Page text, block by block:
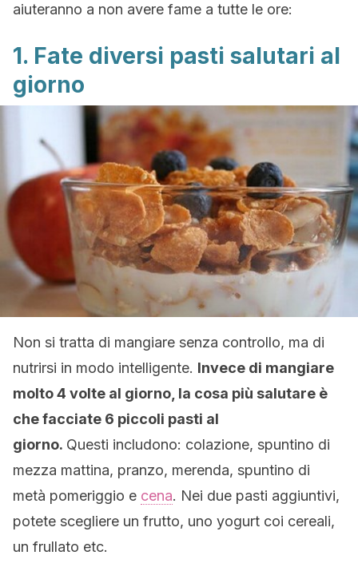
aiuteranno a non avere fame a tutte le ore:
1. Fate diversi pasti salutari al
giorno
Non si tratta di mangiare senza controllo, ma di
nutrirsi in modo intelligente. Invece di mangiare
molto 4 volte al giorno, la cosa più salutare è
che facciate 6 piccoli pasti al
giorno. Questi includono: colazione, spuntino di
mezza mattina, pranzo, merenda, spuntino di
metà pomeriggio e cena. Nei due pasti aggiuntivi,
potete scegliere un frutto, uno yogurt coi cereali,
un frullato etc.